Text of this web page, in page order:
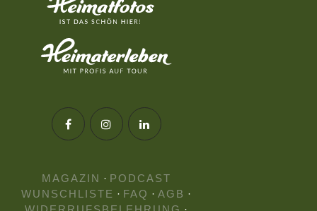
MAGAZIN · PODCAST
WUNSCHLISTE · FAQ · AGB ·